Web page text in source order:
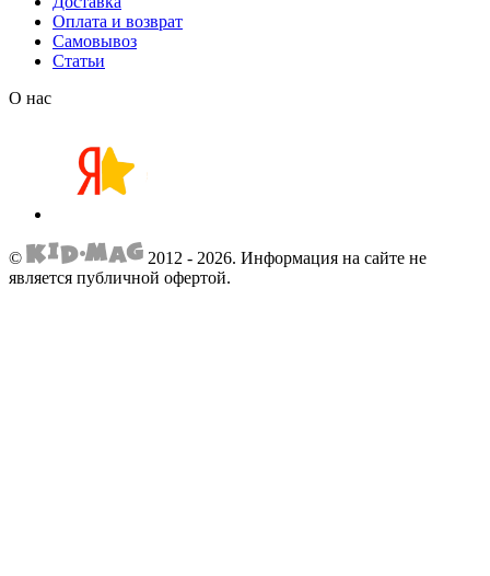
Оплата и возврат
Самовывоз
Статьи
О нас
© 2012 - 2026. Информация на сайте не
является публичной офертой.